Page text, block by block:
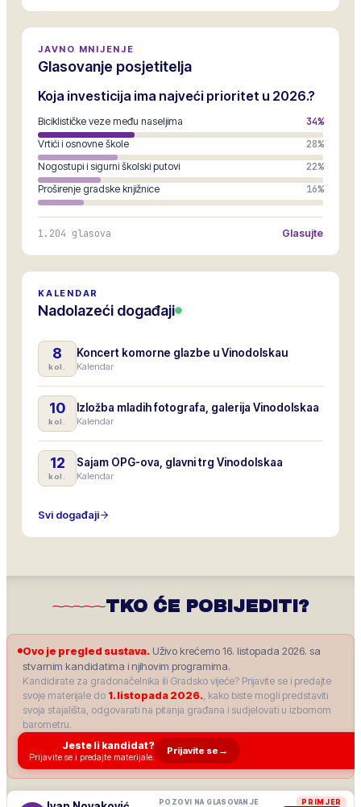
JAVNO MNIJENJE
Glasovanje posjetitelja
Koja investicija ima najveći prioritet u 2026.?
Biciklističke veze među naseljima 34%
Vrtići i osnovne škole 28%
Nogostupi i sigurni školski putovi 22%
Proširenje gradske knjižnice 16%
1.204 glasova Glasujte
KALENDAR
Nadolazeći događaji
8
kol.
Koncert komorne glazbe u Vinodolskau
Kalendar
10
kol.
Izložba mladih fotografa, galerija Vinodolskaa
Kalendar
12
kol.
Sajam OPG-ova, glavni trg Vinodolskaa
Kalendar
Svi događaji
TKO ĆE POBIJEDITI?
Ovo je pregled sustava. Uživo krećemo 16. listopada 2026. sa
stvarnim kandidatima i njihovim programima.
Kandidirate za gradonačelnika ili Gradsko vijeće? Prijavite se i predajte
svoje materijale do 1. listopada 2026., kako biste mogli predstaviti
svoja stajališta, odgovarati na pitanja građana i sudjelovati u izbornom
barometru.
Jeste li kandidat?
Prijavite se i predajte materijale.
Prijavite se →
PRIMJER
POZOVI NA GLASOVANJE